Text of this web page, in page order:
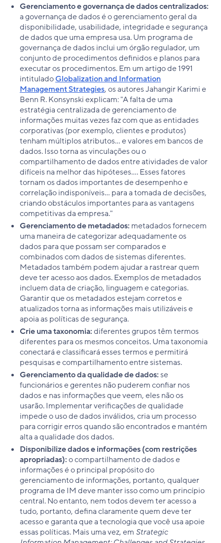
Gerenciamento e governança de dados centralizados:
a governança de dados é o gerenciamento geral da
disponibilidade, usabilidade, integridade e segurança
de dados que uma empresa usa. Um programa de
governança de dados inclui um órgão regulador, um
conjunto de procedimentos definidos e planos para
executar os procedimentos. Em um artigo de 1991
intituladoGlobalization and Information
Management Strategies, os autores Jahangir Karimi e
Benn R. Konsynski explicam: "A falta de uma
estratégia centralizada de gerenciamento de
informações muitas vezes faz com que as entidades
corporativas (por exemplo, clientes e produtos)
tenham múltiplos atributos... e valores em bancos de
dados. Isso torna as vinculações ou o
compartilhamento de dados entre atividades de valor
difíceis na melhor das hipóteses.... Esses fatores
tornam os dados importantes de desempenho e
correlação indisponíveis... para a tomada de decisões,
criando obstáculos importantes para as vantagens
competitivas da empresa."
Gerenciamento de metadados: metadados fornecem
uma maneira de categorizar adequadamente os
dados para que possam ser comparados e
combinados com dados de sistemas diferentes.
Metadados também podem ajudar a rastrear quem
deve ter acesso aos dados. Exemplos de metadados
incluem data de criação, linguagem e categorias.
Garantir que os metadados estejam corretos e
atualizados torna as informações mais utilizáveis e
apoia as políticas de segurança.
Crie uma taxonomia:diferentes grupos têm termos
diferentes para os mesmos conceitos. Uma taxonomia
conectará e classificará esses termos e permitirá
pesquisas e compartilhamento entre sistemas.
Gerenciamento da qualidade de dados:se
funcionários e gerentes não puderem confiar nos
dados e nas informações que veem, eles não os
usarão. Implementar verificações de qualidade
impede o uso de dados inválidos, cria um processo
para corrigir erros quando são encontrados e mantém
alta a qualidade dos dados.
Disponibilize dados e informações (com restrições
apropriadas):o compartilhamento de dados e
informações é o principal propósito do
gerenciamento de informações, portanto, qualquer
programa de IM deve manter isso como um princípio
central. No entanto, nem todos devem ter acesso a
tudo, portanto, defina claramente quem deve ter
acesso e garanta que a tecnologia que você usa apoie
essas políticas. Mais uma vez, em Strategic